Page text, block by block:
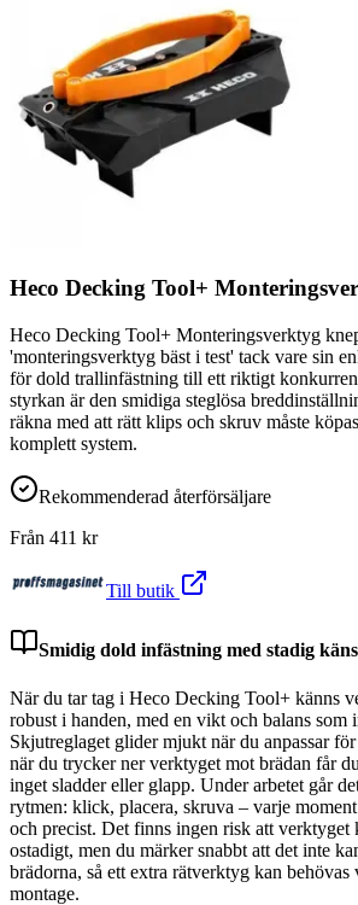
Heco Decking Tool+
Heco Decking Tool+ Monteringsverktyg
'monteringsverktyg bäst i test' tack vare sin
för dold trallinfästning till ett riktigt
styrkan är den smidiga steglösa
räkna med att rätt klips och skruv måste
komplett system.
Rekommenderad återförsäljare
Från 411 kr
Till butik
Smidig dold infästning med stadig
När du tar tag i Heco Decking Tool+ känns
robust i handen, med en vikt och balans som
Skjutreglaget glider mjukt när du anpassar
när du trycker ner verktyget mot brädan får
inget sladder eller glapp. Under arbetet går
rytmen: klick, placera, skruva – varje
och precist. Det finns ingen risk att verktyget
ostadigt, men du märker snabbt att det inte
brädorna, så ett extra rätverktyg kan behövas
montage.